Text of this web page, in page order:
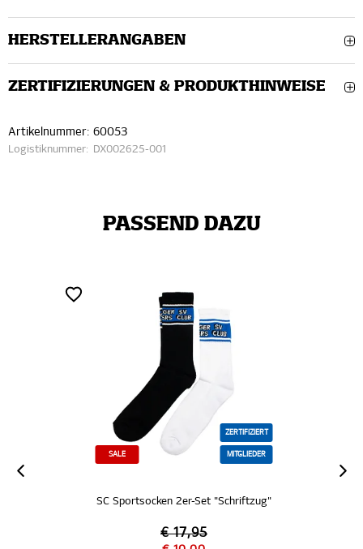
HERSTELLERANGABEN
ZERTIFIZIERUNGEN & PRODUKTHINWEISE
Artikelnummer: 60053
Logistiknummer: DX002625-001
PASSEND DAZU
SALE
ZERTIFIZIERT
MITGLIEDER
SC Sportsocken 2er-Set "Schriftzug"
€ 17,95